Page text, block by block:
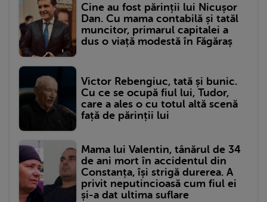
Cine au fost părinții lui Nicușor
Dan. Cu mama contabilă și tatăl
muncitor, primarul capitalei a
dus o viață modestă în Făgăraș
Victor Rebengiuc, tată și bunic.
Cu ce se ocupă fiul lui, Tudor,
care a ales o cu totul altă scenă
față de părinții lui
Mama lui Valentin, tânărul de 34
de ani mort în accidentul din
Constanța, își strigă durerea. A
privit neputincioasă cum fiul ei
și-a dat ultima suflare